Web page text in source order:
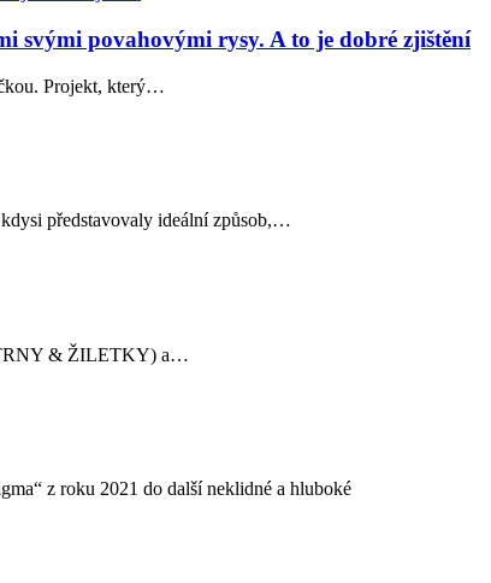
svými povahovými rysy. A to je dobré zjištění
Projekt, který…
představovaly ideální způsob,…
TRNY & ŽILETKY) a…
z roku 2021 do další neklidné a hluboké